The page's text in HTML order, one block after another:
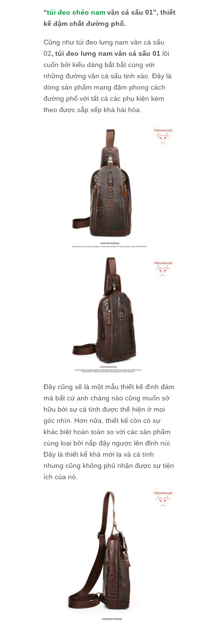
“túi đeo chéo nam vân cá sấu 01”, thiết
kế đậm chất đường phố.
Cũng như túi đeo lưng nam vân cá sấu
02, túi đeo lưng nam vân cá sấu 01 lôi
cuốn bởi kiểu dáng bắt bắt cùng với
những đường vân cá sấu tinh xảo. Đây là
dòng sản phẩm mang đậm phong cách
đường phố với tất cả các phụ kiện kèm
theo được sắp xếp khá hài hòa.
Đây cũng sẽ là một mẫu thiết kế đình đám
mà bất cứ anh chàng nào cũng muốn sở
hữu bởi sự cá tính được thể hiện ở mọi
góc nhìn. Hơn nữa, thiết kế còn có sự
khác biệt hoàn toàn so với các sản phẩm
cùng loại bởi nắp đậy ngược lên đỉnh núi.
Đây là thiết kế khá mới lạ và cá tính
nhưng cũng không phủ nhận được sự tiện
ích của nó.